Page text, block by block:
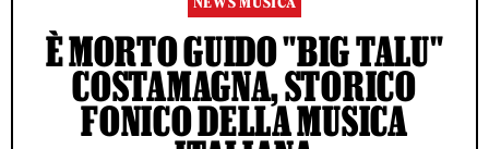
È MORTO GUIDO "BIG TALU"
COSTAMAGNA, STORICO
FONICO DELLA MUSICA